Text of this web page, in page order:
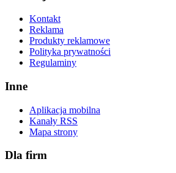
Kontakt
Reklama
Produkty reklamowe
Polityka prywatności
Regulaminy
Inne
Aplikacja mobilna
Kanały RSS
Mapa strony
Dla firm